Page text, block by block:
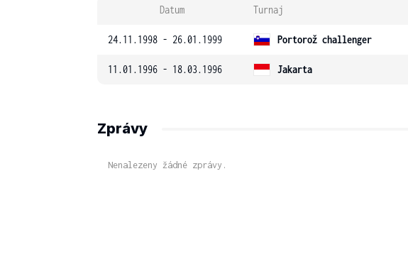
Datum Turnaj
24.11.1998 - 26.01.1999 Portorož challenger
11.01.1996 - 18.03.1996 Jakarta
Zprávy
Nenalezeny žádné zprávy.